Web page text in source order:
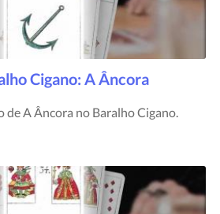
Cigano: A Âncora
de A Âncora no Baralho Cigano.